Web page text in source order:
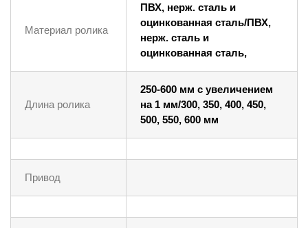
Материал ролика
ПВХ, нерж. сталь и
оцинкованная сталь/ПВХ,
нерж. сталь и
оцинкованная сталь,
Длина ролика
250-600 мм с увеличением
на 1 мм/300, 350, 400, 450,
500, 550, 600 мм
Привод